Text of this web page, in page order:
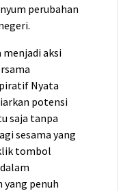
perubahan
menjadi aksi
Nyata
potensi
saja tanpa
sesama yang
tombol
yang penuh